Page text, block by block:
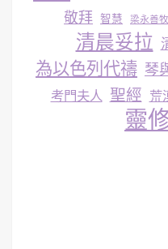
敬拜 智慧 梁永善
清晨妥拉
為以色列代禱 琴
考門夫人 聖經 荒
靈